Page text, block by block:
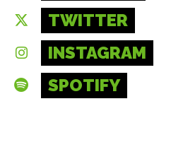
TWITTER
INSTAGRAM
SPOTIFY